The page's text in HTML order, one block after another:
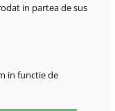
in partea de sus
in functie de